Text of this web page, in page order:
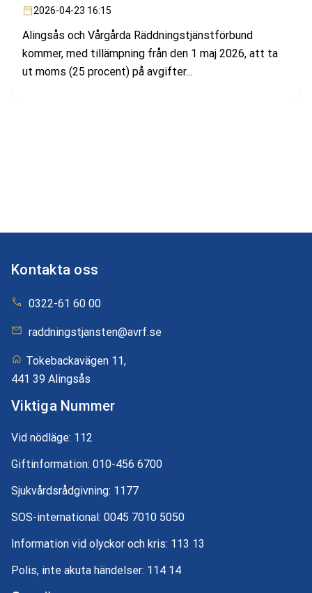
2026-04-23 16:15
Alingsås och Vårgårda Räddningstjänstförbund
kommer, med tillämpning från den 1 maj 2026, att ta
ut moms (25 procent) på avgifter...
Kontakta oss
0322-61 60 00
raddningstjansten@avrf.se
Tokebackavägen 11,
441 39 Alingsås
Viktiga Nummer
Vid nödläge: 112
Giftinformation: 010-456 6700
Sjukvårdsrådgivning: 1177
SOS-international: 0045 7010 5050
Information vid olyckor och kris: 113 13
Polis, inte akuta händelser: 114 14